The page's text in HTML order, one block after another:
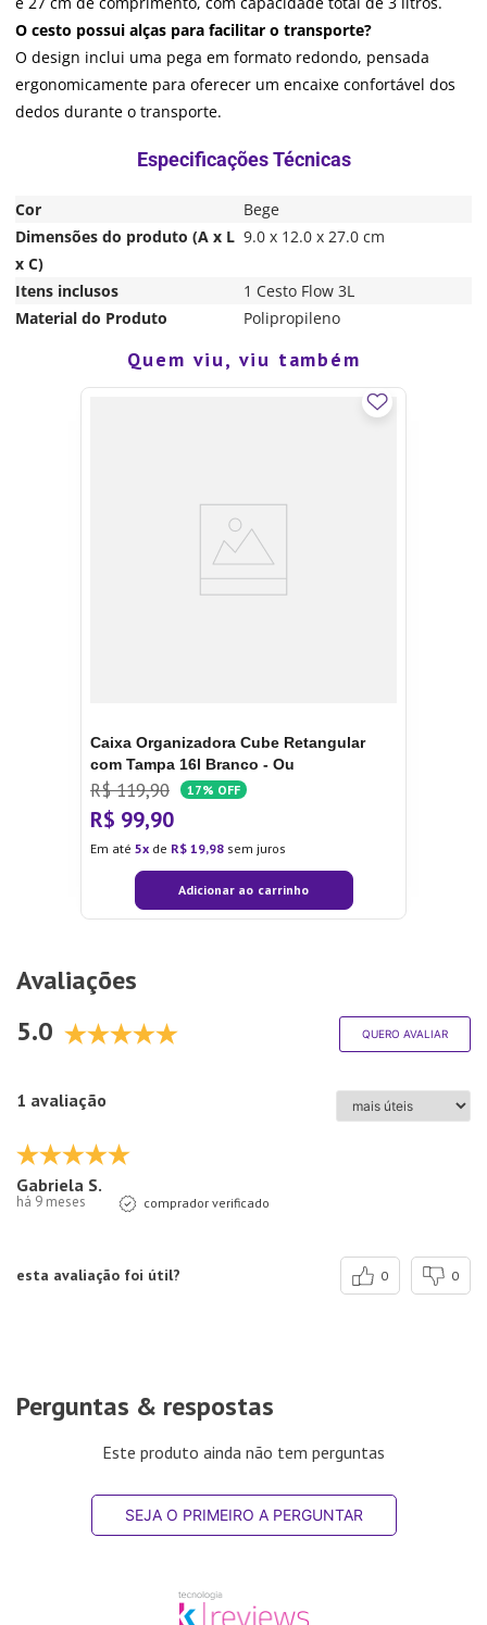
O cesto possui alças para facilitar o transporte?
O design inclui uma pega em formato redondo, pensada
ergonomicamente para oferecer um encaixe confortável dos
dedos durante o transporte.
Cor
Bege
Dimensões do produto (A x L
x C)
9.0 x 12.0 x 27.0 cm
Itens inclusos
1 Cesto Flow 3L
Material do Produto
Polipropileno
Quem viu, viu também
Caixa Organizadora Cube Retangular
com Tampa 16l Branco - Ou
R$ 119,90 17% OFF
R$ 99,90
Em até 5 de R$ 19,98 sem juros
Adicionar ao carrinho
Avaliações
5.0
QUERO AVALIAR
1 avaliação
Gabriela S.
há 9 meses comprador verificado
esta avaliação foi útil? 0 0
Perguntas & respostas
Este produto ainda não tem perguntas
SEJA O PRIMEIRO A PERGUNTAR